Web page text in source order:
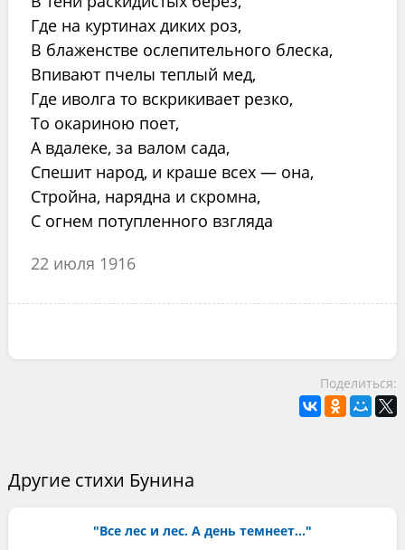
Где на куртинах диких роз,
В блаженстве ослепительного блеска,
Впивают пчелы теплый мед,
Где иволга то вскрикивает резко,
То окариною поет,
А вдалеке, за валом сада,
Спешит народ, и краше всех — она,
Стройна, нарядна и скромна,
С огнем потупленного взгляда
22 июля 1916
Поделиться:
Другие стихи Бунина
"Все лес и лес. А день темнеет..."